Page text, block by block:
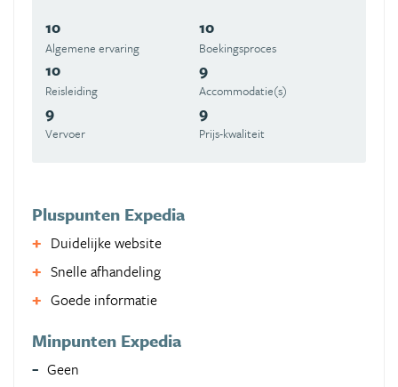
10
Algemene ervaring
10
Boekingsproces
10
Reisleiding
9
Accommodatie(s)
9
Vervoer
9
Prijs-kwaliteit
Pluspunten Expedia
Duidelijke website
Snelle afhandeling
Goede informatie
Minpunten Expedia
Geen